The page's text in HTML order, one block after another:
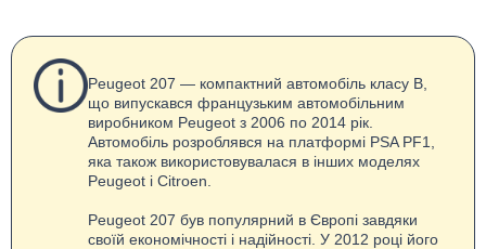
Peugeot 207 — компактний автомобіль класу B,
що випускався французьким автомобільним
виробником Peugeot з 2006 по 2014 рік.
Автомобіль розроблявся на платформі PSA PF1,
яка також використовувалася в інших моделях
Peugeot і Citroen.
Peugeot 207 був популярний в Європі завдяки
своїй економічності і надійності. У 2012 році його